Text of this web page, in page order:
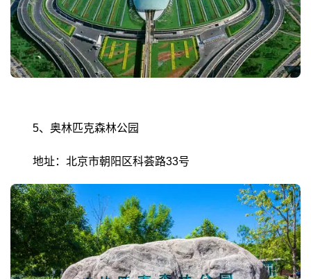
5、奥林匹克森林公园
地址：北京市朝阳区科荟路33号